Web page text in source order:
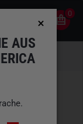
0
AUS